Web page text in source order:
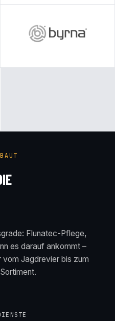
Flunatec-Pflege,
es darauf ankommt –
Jagdrevier bis zum